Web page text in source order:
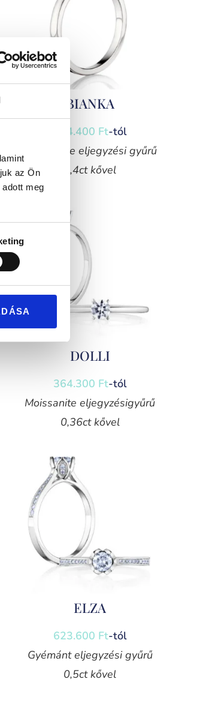
az Ön
meg
BIANKA
304.400 Ft-tól
Moissanite eljegyzési gyűrű
0,4ct kővel
DOLLI
364.300 Ft-tól
Moissanite eljegyzésigyűrű
0,36ct kővel
ELZA
623.600 Ft-tól
Gyémánt eljegyzési gyűrű
0,5ct kővel